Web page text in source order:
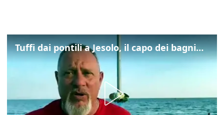
Tuffi dai pontili a Jesolo, il capo dei bagnini: "L'impegno di tutti per evitare altre tragedie"